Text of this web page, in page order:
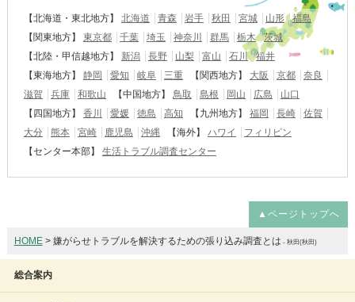
【北海道・東北地方】 北海道 青森 岩手 秋田 宮城 山形
福島
【関東地方】
東京都 千葉 埼玉 神奈川 群馬 栃木
茨城
【北陸・甲信越地方】
新潟 長野 山梨 富山 石川
福井
【東海地方】
静岡 愛知 岐阜 三重 【関西地方】 大阪 京都
奈良
滋賀
兵庫 和歌山 【中国地方】 鳥取 島根 岡山 広島
山口
【四国地方】
香川 愛媛 徳島 高知 【九州地方】 福岡 長崎
佐賀
大分
熊本 宮崎 鹿児島 沖縄 【海外】 ハワイ
フィリピン
【センター本部】
生活トラブル調査センター
▲ページトップへ
HOME> 嫌がらせトラブルを解決するための張り込み調査とは - 秋田(秋田)
総合案内